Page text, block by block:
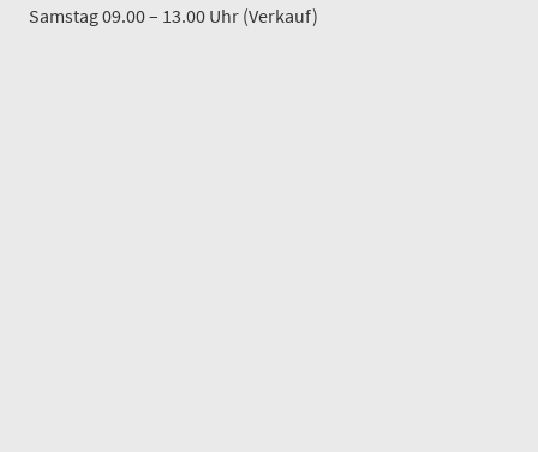
Samstag 09.00 – 13.00 Uhr (Verkauf)